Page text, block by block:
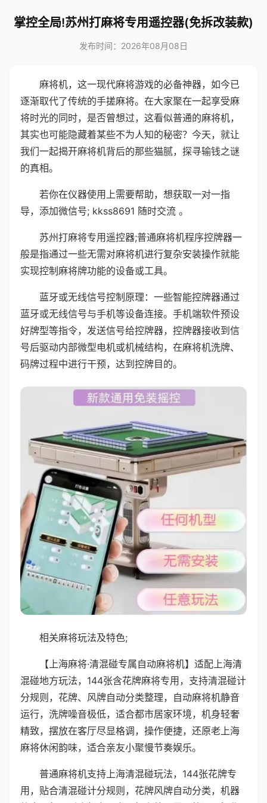
掌控全局!苏州打麻将专用遥控器(免拆改装款)
发布时间：2026年08月08日
麻将机，这一现代麻将游戏的必备神器，如今已
逐渐取代了传统的手搓麻将。在大家聚在一起享受麻
将时光的同时，是否曾想过，这看似普通的麻将机，
其实也可能隐藏着某些不为人知的秘密？今天，就让
我们一起揭开麻将机背后的那些猫腻，探寻输钱之谜
的真相。
若你在仪器使用上需要帮助，想获取一对一指
导，添加微信号; kkss8691 随时交流 。
苏州打麻将专用遥控器;普通麻将机程序控牌器一
般是指通过一些无需对麻将机进行复杂安装操作就能
实现控制麻将牌功能的设备或工具。
蓝牙或无线信号控制原理：一些智能控牌器通过
蓝牙或无线信号与手机等设备连接。手机端软件预设
好牌型等指令，发送信号给控牌器，控牌器接收到信
号后驱动内部微型电机或机械结构，在麻将机洗牌、
码牌过程中进行干预，达到控牌目的。
相关麻将玩法及特色;
【上海麻将·清混碰专属自动麻将机】适配上海清
混碰地方玩法，144张含花牌麻将专用，支持清混碰计
分规则，花牌、风牌自动分类整理，自动麻将机静音
运行，洗牌噪音极低，适合都市居家环境，机身轻奢
精致，摆放在客厅尽显格调，操作便捷，还原老上海
麻将休闲韵味，适合亲友小聚慢节奏娱乐。
普通麻将机支持上海清混碰玩法，144张花牌专
用，贴合清混碰计分规则，花牌风牌自动分类，机器